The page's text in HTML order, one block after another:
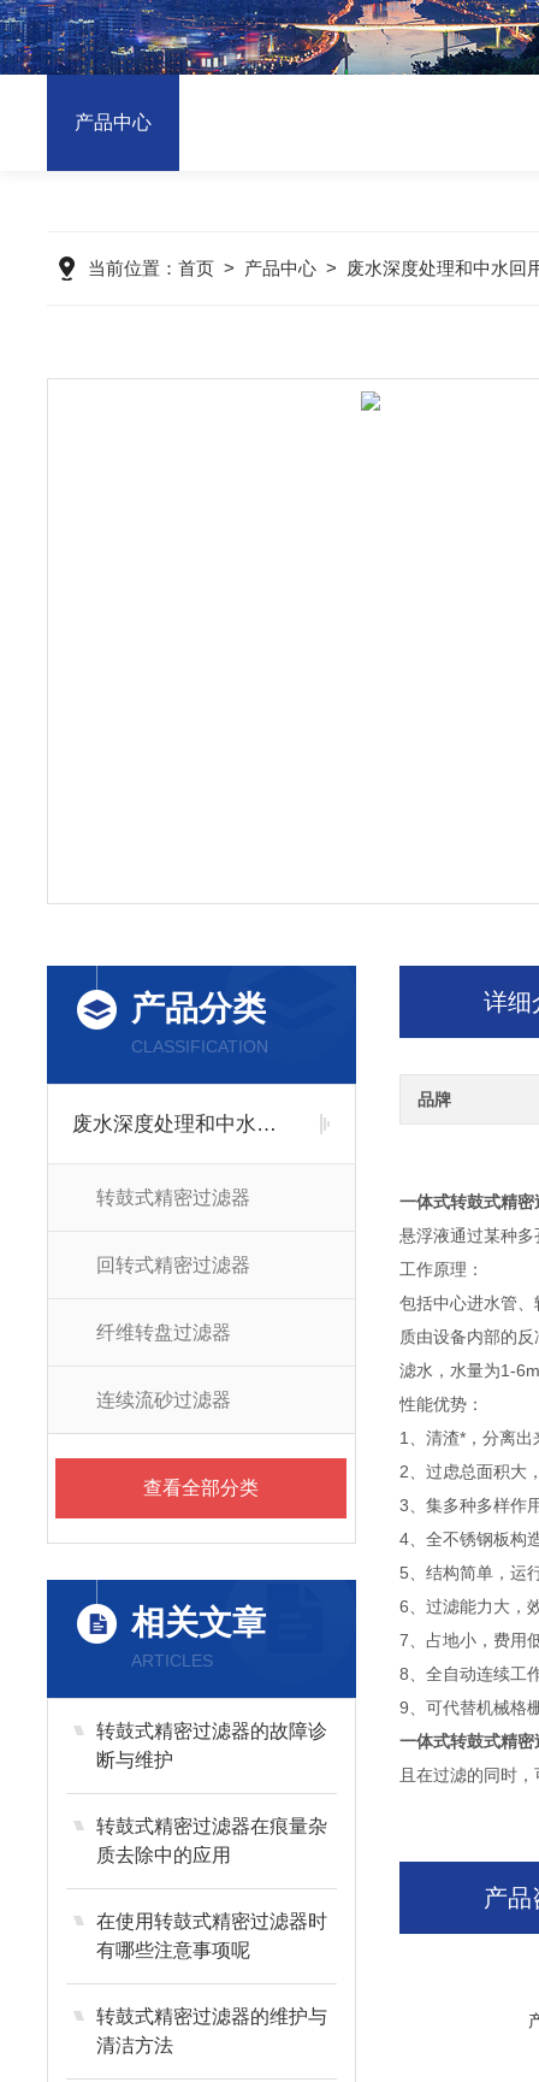
产品中心
当前位置： 首页 > 产品中心 > 废水深度处理和中水回
产品分类
CLASSIFICATION
废水深度处理和中水回用类
转鼓式精密过滤器
回转式精密过滤器
纤维转盘过滤器
连续流砂过滤器
查看全部分类
相关文章
ARTICLES
转鼓式精密过滤器的故障诊
断与维护
转鼓式精密过滤器在痕量杂
质去除中的应用
在使用转鼓式精密过滤器时
有哪些注意事项呢
转鼓式精密过滤器的维护与
清洁方法
详细
品牌
一体式转鼓式精密
悬浮液通过某种
工作原理：
包括中心进水管
质由设备内部的
滤水，水量为1-
性能优势：
1、清渣*，分离出
2、过虑总面积大
3、集多种多样作
4、全不锈钢板构
5、结构简单，运
6、过滤能力大，
7、占地小，费用
8、全自动连续工
9、可代替机械格
一体式转鼓式精密
且在过滤的同时
产品